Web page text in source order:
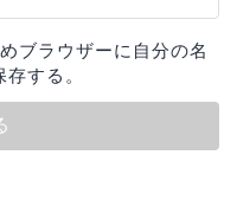
ブラウザーに自分の名
する。